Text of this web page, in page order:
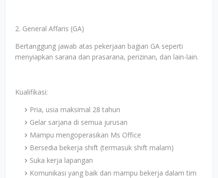
2. General Affaris (GA)
Bertanggung jawab atas pekerjaan bagian GA seperti
menyiapkan sarana dan prasarana, perizinan, dan lain-lain.
Kualifikasi:
Pria, usia maksimal 28 tahun
Gelar sarjana di semua jurusan
Mampu mengoperasikan Ms Office
Bersedia bekerja shift (termasuk shift malam)
Suka kerja lapangan
Komunikasi yang baik dan mampu bekerja dalam tim